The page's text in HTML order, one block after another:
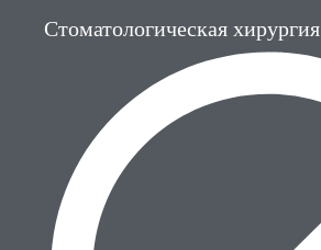
Стоматологическая хирургия